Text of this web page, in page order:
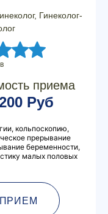
Гинеколог-
приема
Руб
кольпоскопию,
прерывание
беременности,
малых половых